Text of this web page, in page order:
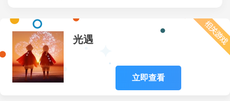
光遇
立即查看